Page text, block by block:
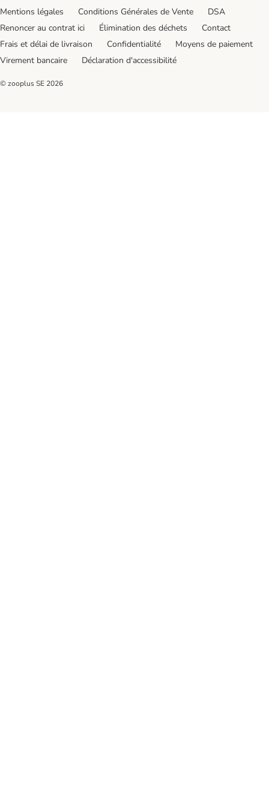
Mentions légales
Conditions Générales de Vente
DSA
Renoncer au contrat ici
Élimination des déchets
Contact
Frais et délai de livraison
Confidentialité
Moyens de paiement
Virement bancaire
Déclaration d'accessibilité
© zooplus SE 2026